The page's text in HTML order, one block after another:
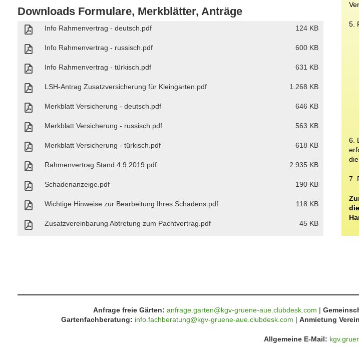
Downloads Formulare, Merkblätter, Anträge
Info Rahmenvertrag - deutsch.pdf 124 KB
Info Rahmenvertrag - russisch.pdf 600 KB
Info Rahmenvertrag - türkisch.pdf 631 KB
LSH-Antrag Zusatzversicherung für Kleingarten.pdf 1.268 KB
Merkblatt Versicherung - deutsch.pdf 646 KB
Merkblatt Versicherung - russisch.pdf 563 KB
Merkblatt Versicherung - türkisch.pdf 618 KB
Rahmenvertrag Stand 4.9.2019.pdf 2.935 KB
Schadenanzeige.pdf 190 KB
Wichtige Hinweise zur Bearbeitung Ihres Schadens.pdf 118 KB
Zusatzvereinbarung Abtretung zum Pachtvertrag.pdf 45 KB
5.
6.
die
7.
Anfrage freie Gärten: anfrage.garten@kgv-gruene-aue.clubdesk.com |
Gartenfachberatung: info.fachberatung@kgv-gruene-aue.clubdesk.com | Anmietung
Allgemeine E-Mail: